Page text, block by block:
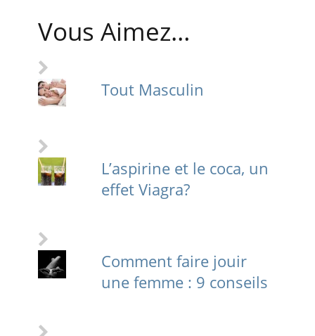
Vous Aimez…
Tout Masculin
L’aspirine et le coca, un
effet Viagra?
Comment faire jouir
une femme : 9 conseils